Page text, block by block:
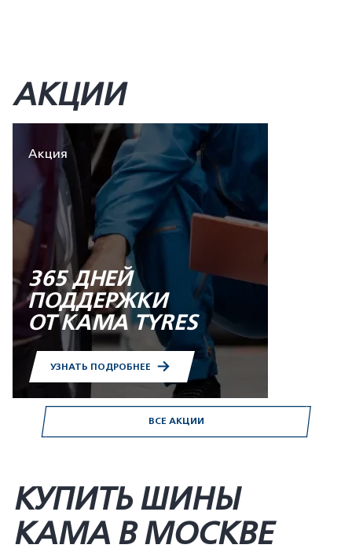
ВСЕ АКЦИИ
АКЦИИ
Акция
365 ДНЕЙ
ПОДДЕРЖКИ
ОТ KAMA TYRES
УЗНАТЬ ПОДРОБНЕЕ
КУПИТЬ ШИНЫ
KAMA В МОСКВЕ